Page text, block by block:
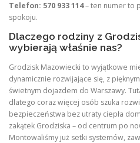
Telefon: 570 933 114– ten numer to
spokoju.
Dlaczego rodziny z
wybierają właśnie nas?
Grodzisk Mazowiecki to wyjątkowe
dynamicznie rozwijające się, z
świetnym dojazdem do Warszawy.
dlatego coraz więcej osób szuka
bezpieczeństwa bez utraty ciepła
zakątek Grodziska – od centrum po
Montowaliśmy już setki systemów,